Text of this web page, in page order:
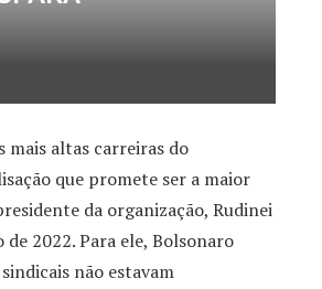
mais altas carreiras do
que promete ser a maior
da organização, Rudinei
2022. Para ele, Bolsonaro
não estavam